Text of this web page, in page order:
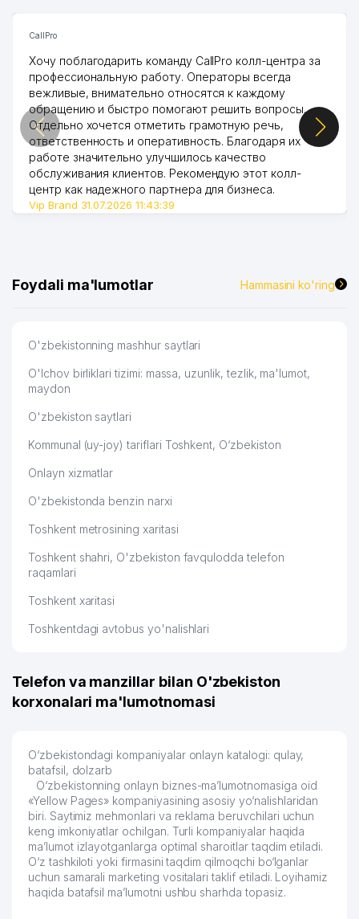
CallPro
Хочу поблагодарить команду CallPro колл-центра за
профессиональную работу. Операторы всегда
вежливые, внимательно относятся к каждому
обращению и быстро помогают решить вопросы.
Отдельно хочется отметить грамотную речь,
ответственность и оперативность. Благодаря их
работе значительно улучшилось качество
обслуживания клиентов. Рекомендую этот колл-
центр как надежного партнера для бизнеса.
Vip Brand 31.07.2026 11:43:39
Foydali ma'lumotlar Hammasini ko'ring
O'zbekistonning mashhur saytlari
O'lchov birliklari tizimi: massa, uzunlik, tezlik, ma'lumot,
maydon
O'zbekiston saytlari
Kommunal (uy-joy) tariflari Toshkent, O‘zbekiston
Onlayn xizmatlar
O'zbekistonda benzin narxi
Toshkent metrosining xaritasi
Toshkent shahri, O'zbekiston favqulodda telefon
raqamlari
Toshkent xaritasi
Toshkentdagi avtobus yo'nalishlari
Telefon va manzillar bilan O'zbekiston
korxonalari ma'lumotnomasi
O‘zbekistondagi kompaniyalar onlayn katalogi: qulay,
batafsil, dolzarb
O‘zbekistonning onlayn biznes-ma’lumotnomasiga oid
«Yellow Pages» kompaniyasining asosiy yo‘nalishlaridan
biri. Saytimiz mehmonlari va reklama beruvchilari uchun
keng imkoniyatlar ochilgan. Turli kompaniyalar haqida
ma’lumot izlayotganlarga optimal sharoitlar taqdim etiladi.
O‘z tashkiloti yoki firmasini taqdim qilmoqchi bo‘lganlar
uchun samarali marketing vositalari taklif etiladi. Loyihamiz
haqida batafsil ma’lumotni ushbu sharhda topasiz.